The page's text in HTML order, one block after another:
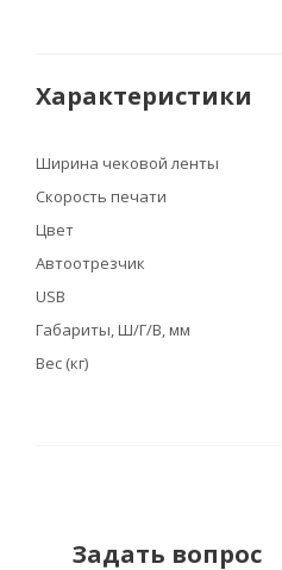
Характеристики
Ширина чековой ленты
Скорость печати
Цвет
Автоотрезчик
USB
Габариты, Ш/Г/В, мм
Вес (кг)
Задать вопрос